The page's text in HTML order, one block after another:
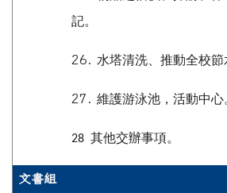
記。
26. 水塔清洗 推動全校節
27. 維護游泳池，活動中心
28 其他交辦事項。
文書組